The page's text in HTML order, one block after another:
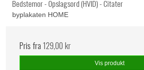
Bedstemor - Opslagsord (HVID) - Citater
byplakaten HOME
Pris fra129,00 kr
Vis produkt